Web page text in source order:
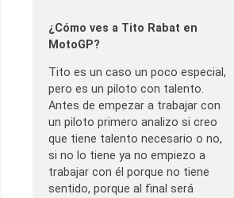
¿Cómo ves a Tito Rabat en
MotoGP?
Tito es un caso un poco especial,
pero es un piloto con talento.
Antes de empezar a trabajar con
un piloto primero analizo si creo
que tiene talento necesario o no,
si no lo tiene ya no empiezo a
trabajar con él porque no tiene
sentido, porque al final será